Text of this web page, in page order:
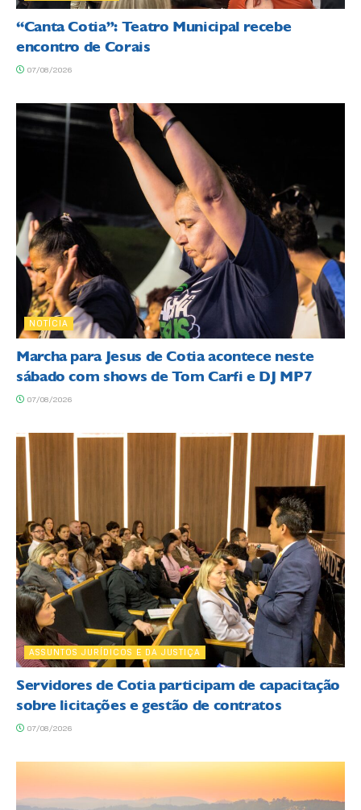
“Canta Cotia”: Teatro Municipal recebe
encontro de Corais
07/08/2026
NOTÍCIA
Marcha para Jesus de Cotia acontece neste
sábado com shows de Tom Carfi e DJ MP7
07/08/2026
ASSUNTOS JURÍDICOS E DA JUSTIÇA
Servidores de Cotia participam de capacitação
sobre licitações e gestão de contratos
07/08/2026